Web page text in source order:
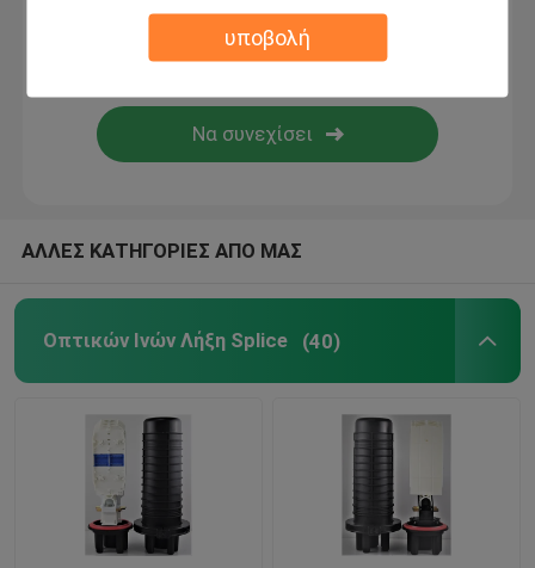
υποβολή
οπτικών ινών Αξεσουάρ
Περάτωση συναρμογών οπτικών ινών FTTH
ΑΛΛΕΣ ΚΑΤΗΓΟΡΙΕΣ ΑΠΟ ΜΑΣ
Οπτικών Ινών Λήξη Splice (40)